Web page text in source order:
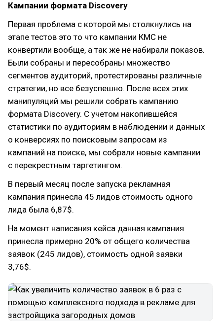
Кампании формата Discovery
Первая проблема с которой мы столкнулись на
этапе тестов это то что кампании КМС не
конвертили вообще, а так же не набирали показов.
Были собраны и пересобраны множество
сегментов аудиторий, протестированы различные
стратегии, но все безуспешно. После всех этих
манипуляций мы решили собрать кампанию
формата Discovery. С учетом накопившейся
статистики по аудиториям в наблюдении и данных
о конверсиях по поисковым запросам из
кампаний на поиске, мы собрали новые кампании
с перекрестным таргетингом.
В первый месяц после запуска рекламная
кампания принесла 45 лидов стоимость одного
лида была 6,87$.
На момент написания кейса данная кампания
принесла примерно 20% от общего количества
заявок (245 лидов), стоимость одной заявки
3,76$.